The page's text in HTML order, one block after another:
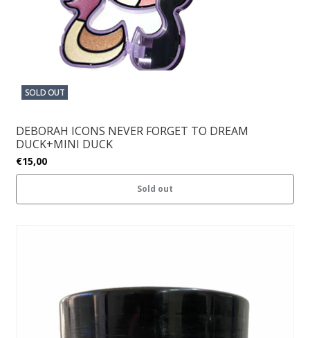
SOLD OUT
DEBORAH ICONS NEVER FORGET TO DREAM
DUCK+MINI DUCK
€15,00
Sold out